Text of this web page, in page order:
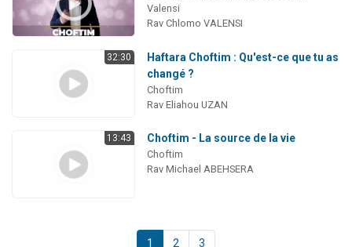
Valensi
Rav Chlomo VALENSI
32:30
Haftara Choftim : Qu'est-ce que tu as
changé ?
Choftim
Rav Eliahou UZAN
13:43 Choftim - La source de la vie
Choftim
Rav Michael ABEHSERA
1 2 3